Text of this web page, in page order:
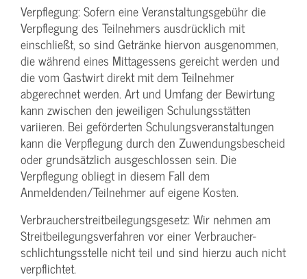
Verpflegung: Sofern eine Veranstaltungs­gebühr die
Verpflegung des Teilnehmers ausdrücklich mit
einschließt, so sind Getränke hiervon ausgenommen,
die während eines Mittagessens gereicht werden und
die vom Gastwirt direkt mit dem Teilnehmer
abgerechnet werden. Art und Umfang der Bewirtung
kann zwischen den jeweiligen Schulungsstätten
variieren. Bei geförderten Schulungs­veranstaltungen
kann die Verpflegung durch den Zuwendungs­bescheid
oder grundsätzlich ausgeschlossen sein. Die
Verpflegung obliegt in diesem Fall dem
Anmeldenden/­Teilnehmer auf eigene Kosten.
Verbraucher­streitbeilegungs­gesetz: Wir nehmen am
Streit­beilegungs­verfahren vor einer Verbraucher­
schlichtungs­stelle nicht teil und sind hierzu auch nicht
verpflichtet.